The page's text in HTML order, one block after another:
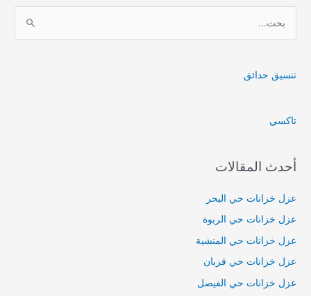
ن
تنسيق حدائق
تاكسي
أحدث المقالات
عزل خزانات حي البحر
عزل خزانات حي الربوة
عزل خزانات حي المنشية
عزل خزانات حي قربان
عزل خزانات حي الفيصل